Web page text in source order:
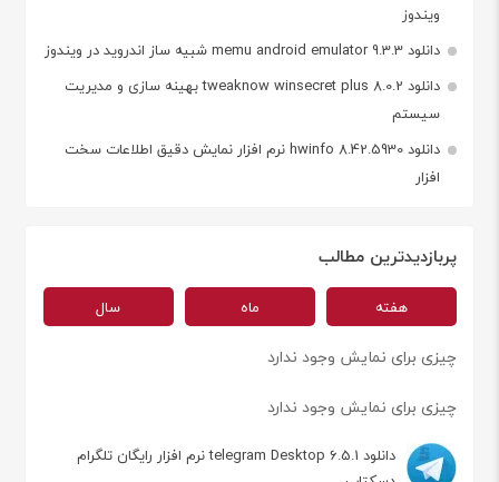
ویندوز
دانلود memu android emulator 9.3.3 شبیه ساز اندروید در ویندوز
دانلود tweaknow winsecret plus 8.0.2 بهینه سازی و مدیریت
سیستم
دانلود hwinfo 8.42.5930 نرم افزار نمایش دقیق اطلاعات سخت
افزار
پربازدیدترین مطالب
هفته ماه سال
چیزی برای نمایش وجود ندارد
چیزی برای نمایش وجود ندارد
دانلود telegram Desktop 6.5.1 نرم افزار رایگان تلگرام